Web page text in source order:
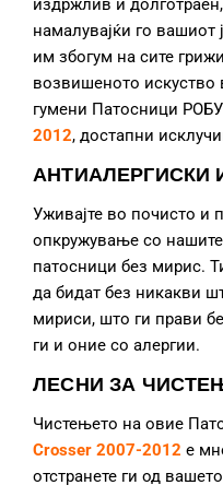
издржлив и
намалувајќи го вашиот
им збогум на сите
возвишеното
гумени Патосници
2012, достапни
АНТИАЛЕРГИСКИ
Уживајте во почисто и
опкружување со
патосници без мирис.
да бидат без никакви
мириси, што ги прави
ги и оние со алергии.
ЛЕСНИ ЗА
Чистењето на овие
Crosser 2007-2012 е
отстранете ги од